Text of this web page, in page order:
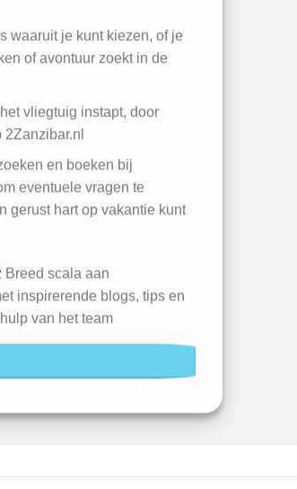
waaruit je kunt kiezen, of je
of avontuur zoekt in de
vliegtuig instapt, door
2Zanzibar.nl
en boeken bij
eventuele vragen te
gerust hart op vakantie kunt
Breed scala aan
inspirerende blogs, tips en
van het team